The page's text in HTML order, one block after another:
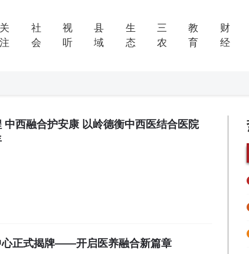
关
注
社
会
视
听
县
域
生
态
三
农
教
育
财
经
中西融合护安康 以岭德衡中西医结合医院
心正式揭牌——开启医养融合新篇章